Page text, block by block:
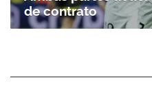
de contrato